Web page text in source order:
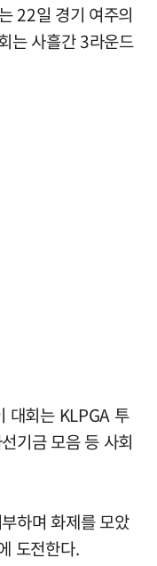
22일 경기 여주의
는 사흘간 3라운드
대회는 KLPGA 투
기금 모음 등 사회
하며 화제를 모았
도전한다.